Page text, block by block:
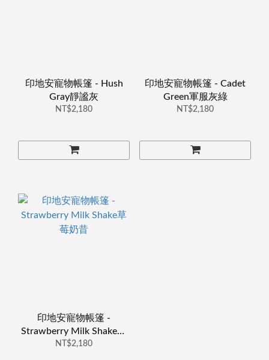
印地安寵物帳篷 - Hush
Gray靜謐灰
NT$2,180
印地安寵物帳篷 - Cadet
Green軍服灰綠
NT$2,180
印地安寵物帳篷 -
Strawberry Milk Shake草
莓奶昔
NT$2,180